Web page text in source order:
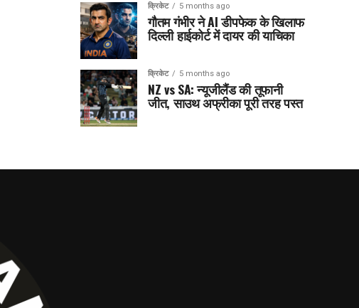
क्रिकेट 5 months ago
गौतम गंभीर ने AI डीपफेक के खिलाफ
दिल्ली हाईकोर्ट में दायर की याचिका
क्रिकेट 5 months ago
NZ vs SA: न्यूजीलैंड की तूफानी
जीत, साउथ अफ्रीका पूरी तरह पस्त